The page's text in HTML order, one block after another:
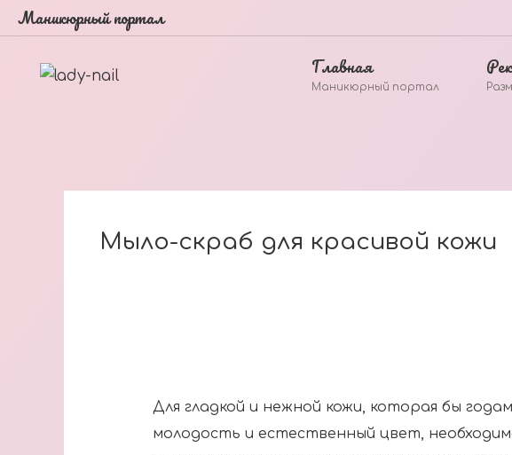
Маникюрный портал
Главная
Маникюрный портал
Мыло-скраб для красивой кожи
Для гладкой и нежной кожи, которая бы
молодость и естественный цвет,